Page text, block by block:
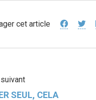
cet article
SEUL, CELA